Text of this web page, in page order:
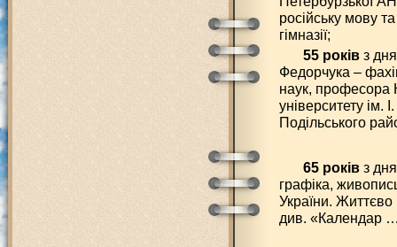
російську мову
гімназії;
55 роківз
Федорчука –
наук, професора
університету ім.
Подільського
65 роківз
графіка,
України. Життєво
див. «Календар